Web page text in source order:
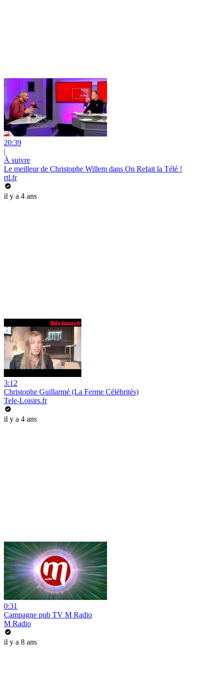
20:39
|
À suivre
Le meilleur de Christophe Willem dans On Refait la Télé !
rtl.fr
il y a 4 ans
3:12
Christophe Guillarmé (La Ferme Célébrités)
Tele-Loisirs.fr
il y a 4 ans
0:31
Campagne pub TV M Radio
M Radio
il y a 8 ans